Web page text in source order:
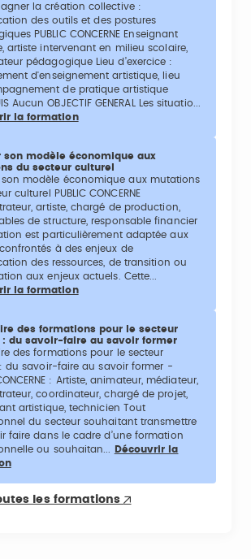
la création collective :
des outils et des postures
PUBLIC CONCERNE Enseignant
artiste intervenant en milieu scolaire,
pédagogique Lieu d’exercice :
d'enseignement artistique, lieu
de pratique artistique
Aucun OBJECTIF GENERAL Les situatio...
la formation
son modèle économique aux
du secteur culturel
son modèle économique aux mutations
culturel PUBLIC CONCERNE
artiste, chargé de production,
de structure, responsable financier
est particulièrement adaptée aux
à des enjeux de
des ressources, de transition ou
aux enjeux actuels. Cette...
la formation
des formations pour le secteur
du savoir-faire au savoir former
des formations pour le secteur
du savoir-faire au savoir former -
: Artiste, animateur, médiateur,
coordinateur, chargé de projet,
artistique, technicien Tout
du secteur souhaitant transmettre
faire dans le cadre d’une formation
ou souhaitan...
Découvrir la
les formations